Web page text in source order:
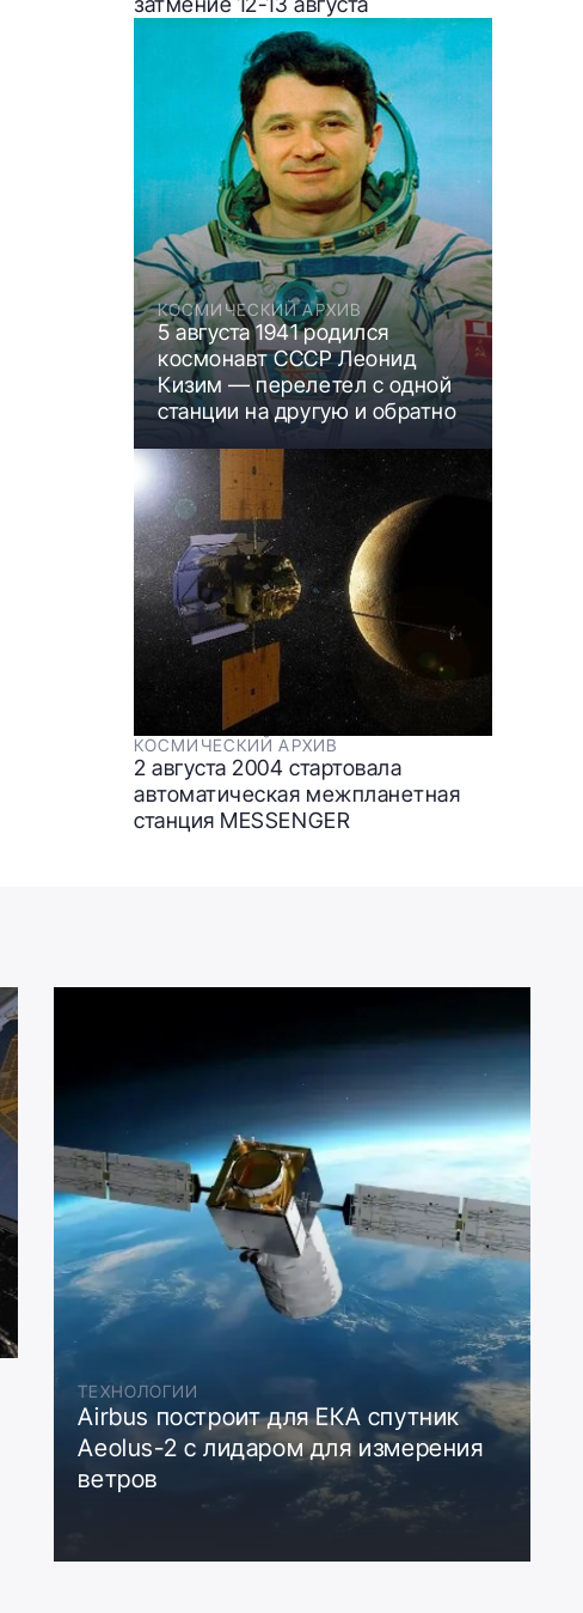
КОСМИЧЕСКИЙ АРХИВ
5 августа 1941 родился
космонавт СССР Леонид
Кизим — перелетел с одной
станции на другую и обратно
КОСМИЧЕСКИЙ АРХИВ
2 августа 2004 стартовала
автоматическая межпланетная
станция MESSENGER
ТЕХНОЛОГИИ
Airbus построит для ЕКА спутник
Aeolus-2 с лидаром для измерения
ветров